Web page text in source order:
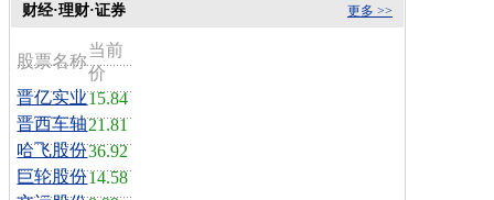
更多 >>
财经·理财·证券
股票名称
当前
价
晋亿实业15.84
晋西车轴21.81
哈飞股份36.92
巨轮股份14.58